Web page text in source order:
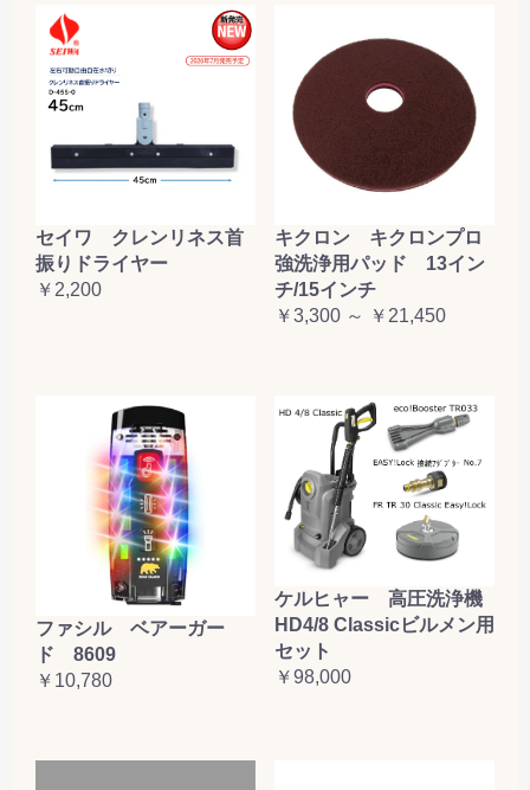
セイワ クレンリネス首
振りドライヤー
￥2,200
キクロン キクロンプロ
強洗浄用パッド 13イン
チ/15インチ
￥3,300 ～ ￥21,450
ファシル ベアーガー
ド 8609
￥10,780
ケルヒャー 高圧洗浄機
HD4/8 Classicビルメン用
セット
￥98,000